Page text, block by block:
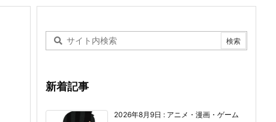
新着記事
2026年8月9日 : アニメ・漫画・ゲーム